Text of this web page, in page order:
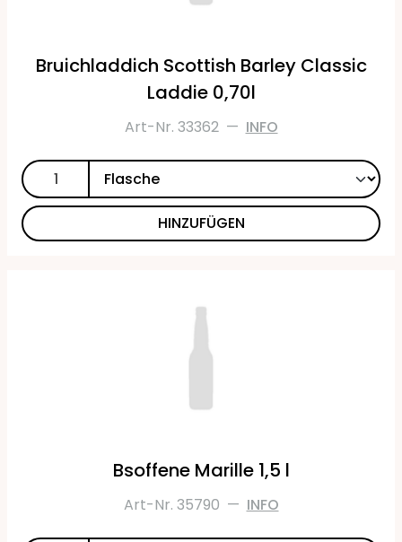
Bruichladdich Scottish Barley Classic
Laddie 0,70l
Art-Nr. 33362 — INFO
HINZUFÜGEN
Bsoffene Marille 1,5 l
Art-Nr. 35790 — INFO